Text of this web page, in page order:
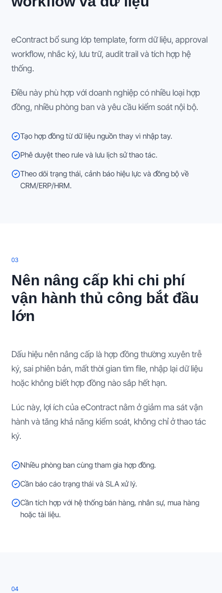
eContract bổ sung lớp template, form dữ liệu, approval
workflow, nhắc ký, lưu trữ, audit trail và tích hợp hệ
thống.
Điều này phù hợp với doanh nghiệp có nhiều loại hợp
đồng, nhiều phòng ban và yêu cầu kiểm soát nội bộ.
Tạo hợp đồng từ dữ liệu nguồn thay vì nhập tay.
Phê duyệt theo rule và lưu lịch sử thao tác.
Theo dõi trạng thái, cảnh báo hiệu lực và đồng bộ về
CRM/ERP/HRM.
03
Nên nâng cấp khi chi phí
vận hành thủ công bắt đầu
lớn
Dấu hiệu nên nâng cấp là hợp đồng thường xuyên trễ
ký, sai phiên bản, mất thời gian tìm file, nhập lại dữ liệu
hoặc không biết hợp đồng nào sắp hết hạn.
Lúc này, lợi ích của eContract nằm ở giảm ma sát vận
hành và tăng khả năng kiểm soát, không chỉ ở thao tác
ký.
Nhiều phòng ban cùng tham gia hợp đồng.
Cần báo cáo trạng thái và SLA xử lý.
Cần tích hợp với hệ thống bán hàng, nhân sự, mua hàng
hoặc tài liệu.
04